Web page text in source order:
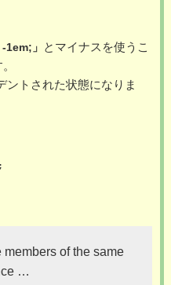
1em;」 とマイナスを使うこ
トされた状態になりま
of the same
…